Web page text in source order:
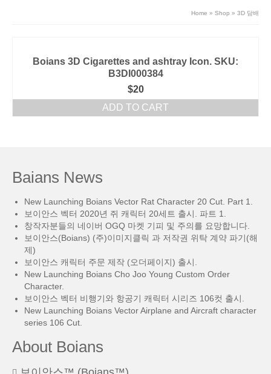
Home » Shop » 3D 담배
Boians 3D Cigarettes and ashtray Icon. SKU:
B3DI000384
$20
ADD TO CART
Baians News
New Launching Boians Vector Rat Character 20 Cut. Part 1.
보이안스 벡터 2020년 쥐 캐릭터 20세트 출시. 파트 1.
창작자분들의 네이버 OGQ 마켓 기피 및 주의를 요망합니다.
보이안스(Boians) (주)이미지클릭 과 저작권 위탁 계약 파기(해
제)
보이안스 캐릭터 주문 제작 (오더페이지) 출시.
New Launching Boians Cho Joo Young Custom Order
Character.
보이안스 벡터 비행기와 항공기 캐릭터 시리즈 106컷 출시.
New Launching Boians Vector Airplane and Aircraft character
series 106 Cut.
About Boians